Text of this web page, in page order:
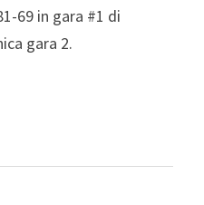
69 in gara #1 di
gara 2.